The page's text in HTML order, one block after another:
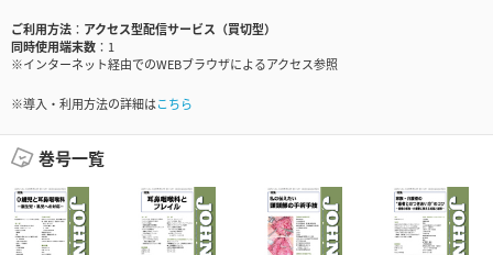
ご利用方法
アクセス型配信サービス（買切型）
同時使用端末数
1
※インターネット経由でのWEBブラウザによるアクセス参照
※導入・利用方法の詳細はこちら
巻号一覧